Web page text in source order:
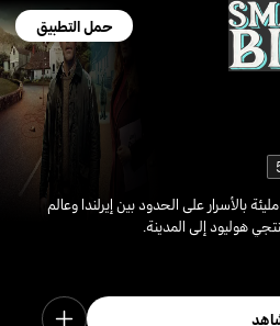
حمل التطبيق
بالأسرار على الحدود بين إيرلندا وعالم
هوليود إلى المدينة.